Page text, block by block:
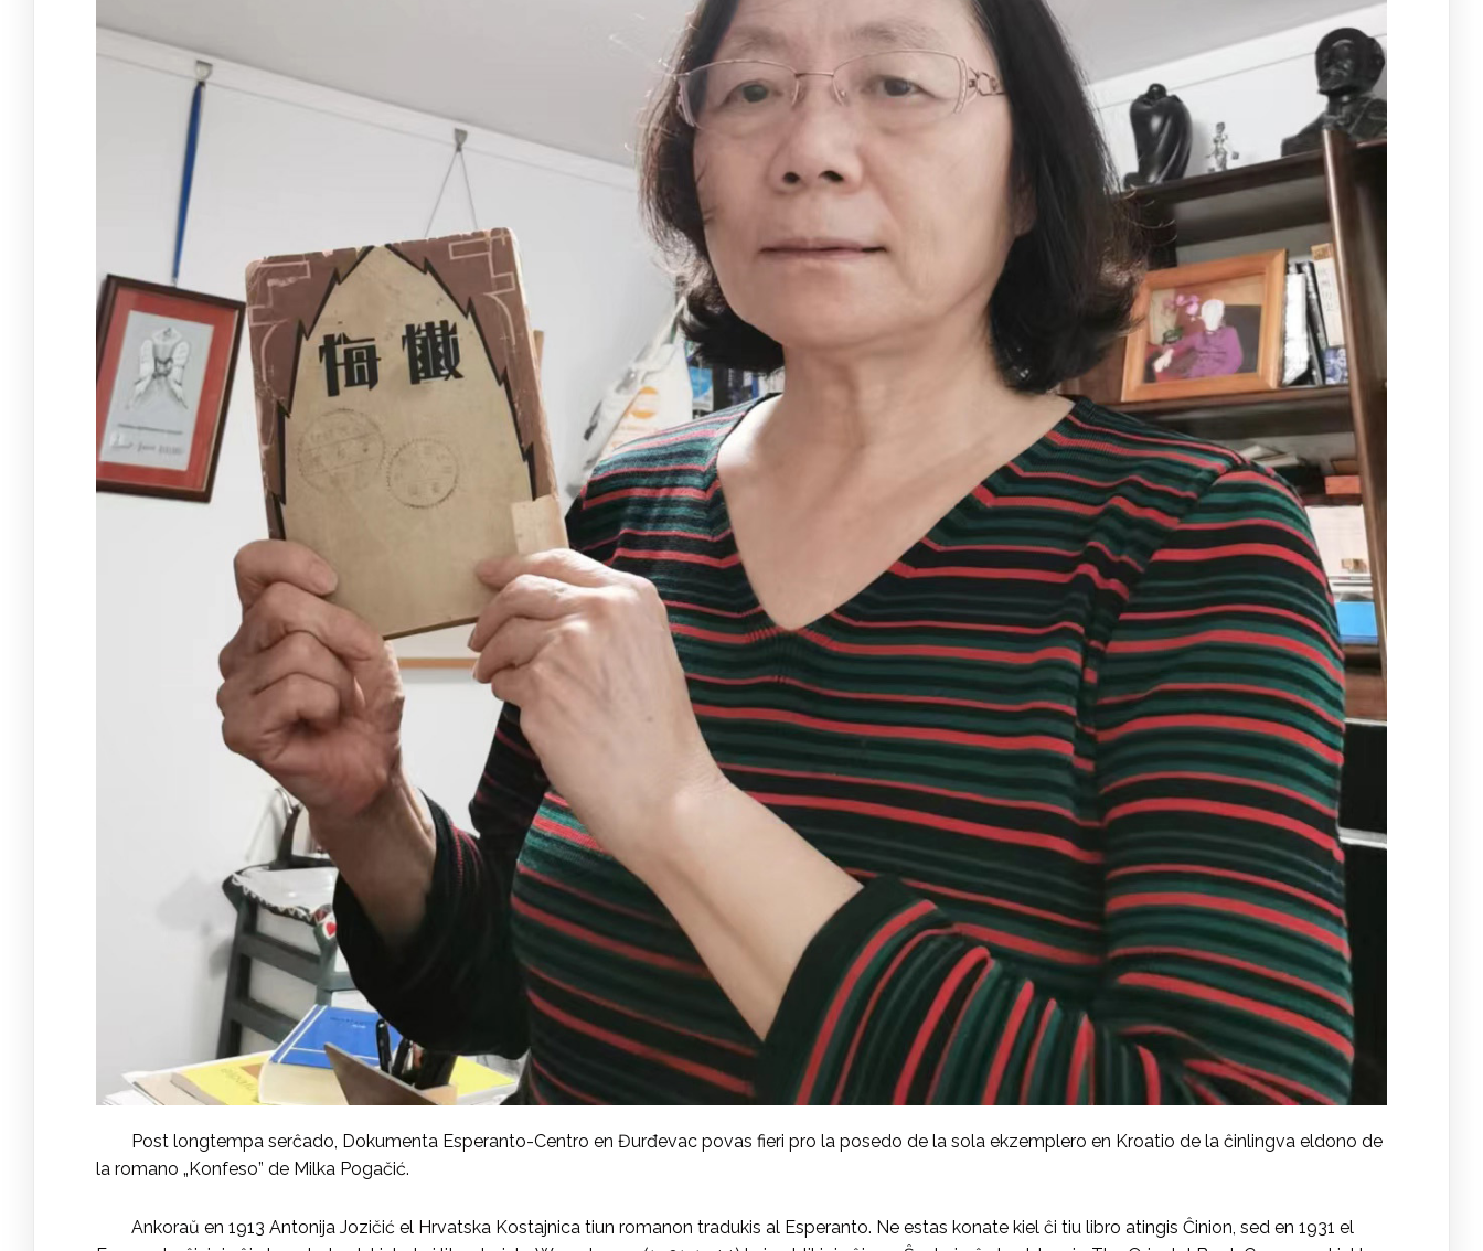
Post longtempa serĉado, Dokumenta Esperanto-Centro en Đurđevac povas fieri pro la posedo de la sola ekzemplero en Kroatio de la ĉinlingva eldono de
la romano „Konfeso” de Milka Pogačić.
Ankoraŭ en 1913 Antonija Jozičić el Hrvatska Kostajnica tiun romanon tradukis al Esperanto. Ne estas konate kiel ĉi tiu libro atingis Ĉinion, sed en 1931 el